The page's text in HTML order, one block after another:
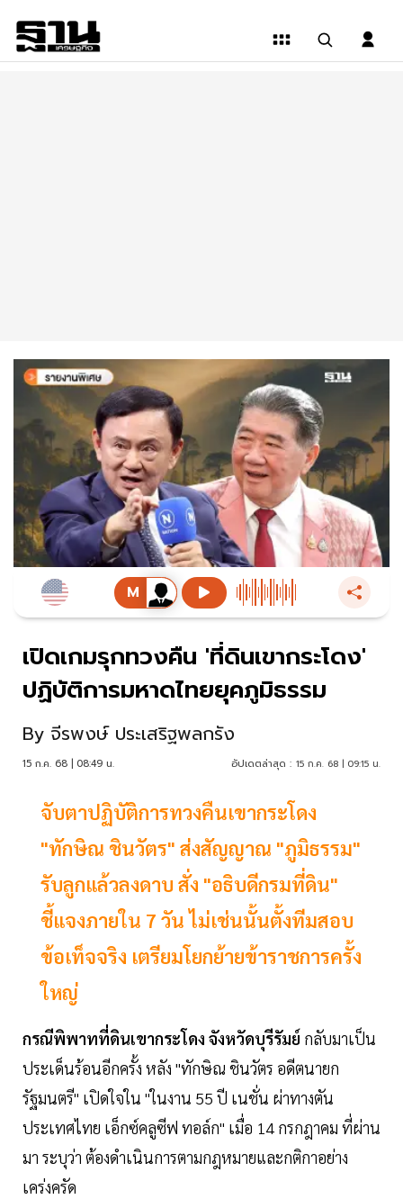
เปิดเกมรุกทวงคืน 'ที่ดินเขากระโดง'
ปฏิบัติการมหาดไทยยุคภูมิธรรม
By จีรพงษ์ ประเสริฐพลกรัง
15 ก.ค. 68 | 08:49 น. อัปเดตล่าสุด : 15 ก.ค. 68 | 09:15 น.
จับตาปฏิบัติการทวงคืนเขากระโดง
"ทักษิณ ชินวัตร" ส่งสัญญาณ "ภูมิธรรม"
รับลูกแล้วลงดาบ สั่ง "อธิบดีกรมที่ดิน"
ชี้แจงภายใน 7 วัน ไม่เช่นนั้นตั้งทีมสอบ
ข้อเท็จจริง เตรียมโยกย้ายข้าราชการครั้ง
ใหญ่
กรณีพิพาทที่ดินเขากระโดง จังหวัดบุรีรัมย์ กลับมาเป็น
ประเด็นร้อนอีกครั้ง หลัง "ทักษิณ ชินวัตร อดีตนายก
รัฐมนตรี" เปิดใจใน "ในงาน 55 ปี เนชั่น ผ่าทางตัน
ประเทศไทย เอ็กซ์คลูซีฟ ทอล์ก" เมื่อ 14 กรกฎาคม ที่ผ่าน
มา ระบุว่า ต้องดำเนินการตามกฎหมายและกติกาอย่าง
เคร่งครัด